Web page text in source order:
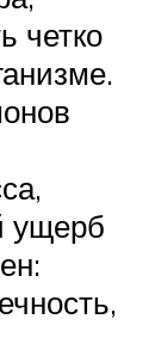
четко
ущерб